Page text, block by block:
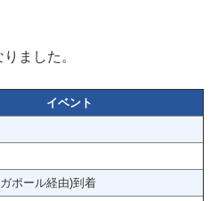
ました。
イベント
ポール経由)到着